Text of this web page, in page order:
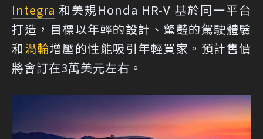
Integra 和美規Honda HR-V 基於同一平台
打造，目標以年輕的設計、驚豔的駕駛體驗
和渦輪增壓的性能吸引年輕買家。預計售價
將會訂在3萬美元左右。